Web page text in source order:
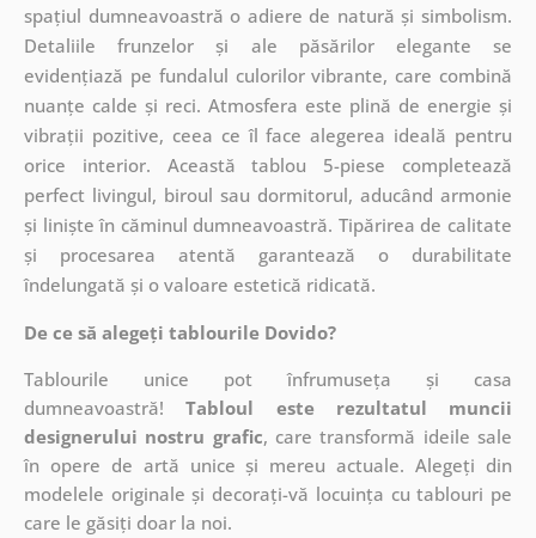
spațiul dumneavoastră o adiere de natură și simbolism.
Detaliile frunzelor și ale păsărilor elegante se
evidențiază pe fundalul culorilor vibrante, care combină
nuanțe calde și reci. Atmosfera este plină de energie și
vibrații pozitive, ceea ce îl face alegerea ideală pentru
orice interior. Această tablou 5-piese completează
perfect livingul, biroul sau dormitorul, aducând armonie
și liniște în căminul dumneavoastră. Tipărirea de calitate
și procesarea atentă garantează o durabilitate
îndelungată și o valoare estetică ridicată.
De ce să alegeți tablourile Dovido?
Tablourile unice pot înfrumuseța și casa
dumneavoastră!Tabloul este rezultatul muncii
designerului nostru grafic, caretransformă ideile sale
în opere de artă unice și mereu actuale. Alegeți din
modelele originale și decorați-vă locuința cu tablouri pe
care le găsiți doar la noi.